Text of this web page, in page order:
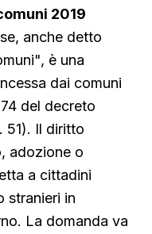
2019
anche detto
è una
dai comuni
del decreto
51). Il diritto
adozione o
a cittadini
stranieri in
La domanda va